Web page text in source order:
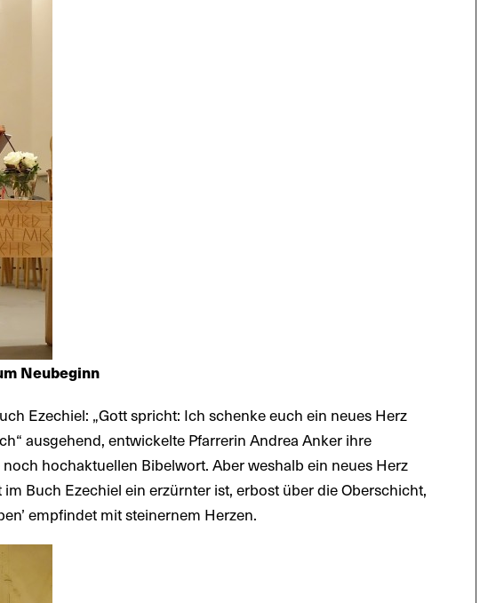
Neubeginn
Ezechiel: „Gott spricht: Ich schenke euch ein neues Herz
ausgehend, entwickelte Pfarrerin Andrea Anker ihre
hochaktuellen Bibelwort. Aber weshalb ein neues Herz
Buch Ezechiel ein erzürnter ist, erbost über die Oberschicht,
empfindet mit steinernem Herzen.